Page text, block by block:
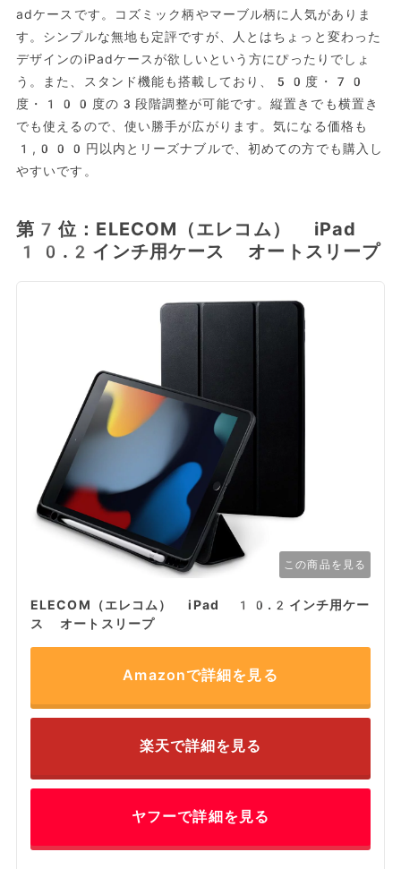
adケースです。コズミック柄やマーブル柄に人気がありま
す。シンプルな無地も定評ですが、人とはちょっと変わった
デザインのiPadケースが欲しいという方にぴったりでしょ
う。また、スタンド機能も搭載しており、50度・70
度・100度の3段階調整が可能です。縦置きでも横置き
でも使えるので、使い勝手が広がります。気になる価格も
1,000円以内とリーズナブルで、初めての方でも購入し
やすいです。
第7位：ELECOM（エレコム） iPad
10.2インチ用ケース オートスリープ
この商品を見る
ELECOM（エレコム） iPad 10.2インチ用ケー
ス オートスリープ
Amazonで詳細を見る
楽天で詳細を見る
ヤフーで詳細を見る